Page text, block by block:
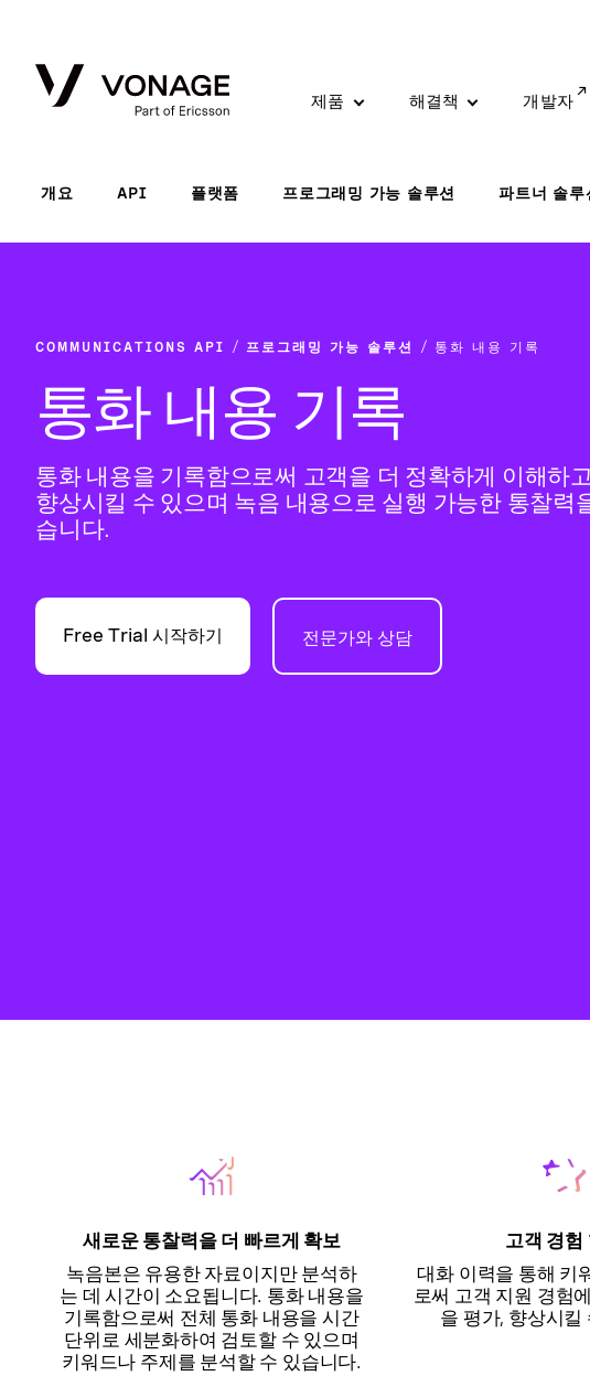
제품 해결책 개발자
개요 API 플랫폼 프로그래밍 가능 솔루션 파트너 솔루
COMMUNICATIONS API 프로그래밍 가능 솔루션 통화 내용 기록
통화 내용 기록
통화 내용을 기록함으로써 고객을 더 정확하게 이해하
향상시킬 수 있으며 녹음 내용으로 실행 가능한 통찰력
습니다.
Free Trial 시작하기 전문가와 상담
새로운 통찰력을 더 빠르게 확보
녹음본은 유용한 자료이지만 분석하
는 데 시간이 소요됩니다. 통화 내용을
기록함으로써 전체 통화 내용을 시간
단위로 세분화하여 검토할 수 있으며
키워드나 주제를 분석할 수 있습니다.
고객 경험
대화 이력을 통해 키
로써 고객 지원 경험
을 평가, 향상시킬